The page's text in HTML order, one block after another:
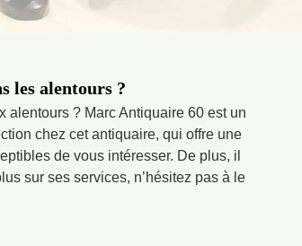
les alentours ?
alentours ? Marc Antiquaire 60 est un
chez cet antiquaire, qui offre une
de vous intéresser. De plus, il
sur ses services, n’hésitez pas à le